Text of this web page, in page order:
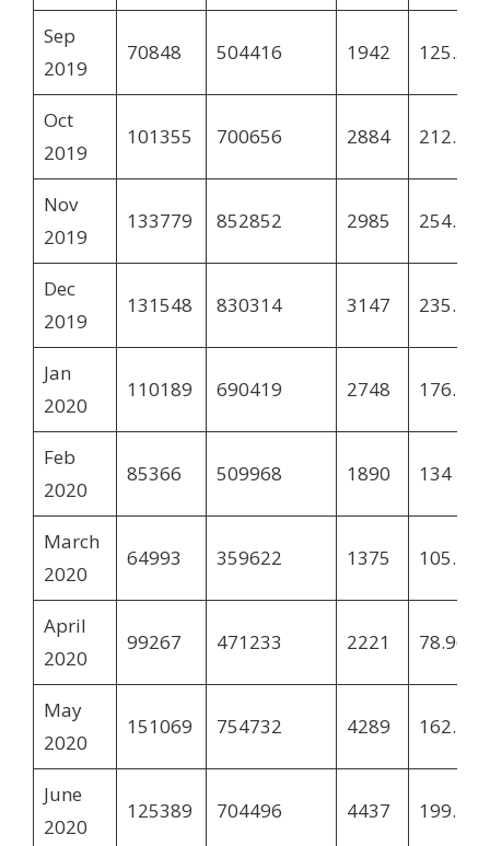
Sep
2019
70848 504416 1942 125.5
Oct
2019
101355 700656 2884 212.26
Nov
2019
133779 852852 2985 254.11
Dec
2019
131548 830314 3147 235.78
Jan
2020
110189 690419 2748 176.41
Feb
2020
85366 509968 1890 134
March
2020
64993 359622 1375 105.7
April
2020
99267 471233 2221 78.96
May
2020
151069 754732 4289 162.73
June
2020
125389 704496 4437 199.1